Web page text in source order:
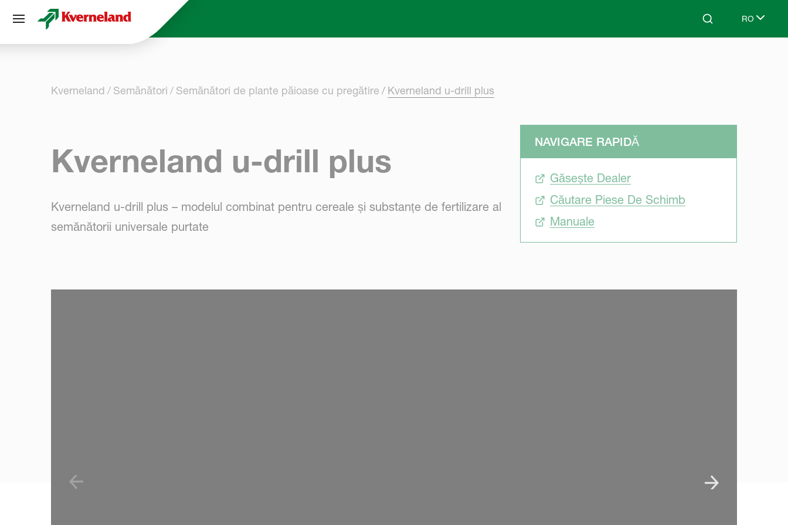
Search RO
Select
Kverneland Semănători Semănători de plante păioase cu pregătire Kverneland u-drill plus
Kverneland u-drill plus
Kverneland u-drill plus – modelul combinat pentru cereale și substanțe de fertilizare al
semănătorii universale purtate
NAVIGARE RAPIDĂ
Găsește Dealer
Căutare Piese De Schimb
Manuale
Panoul de gestionare a panourilor cookie